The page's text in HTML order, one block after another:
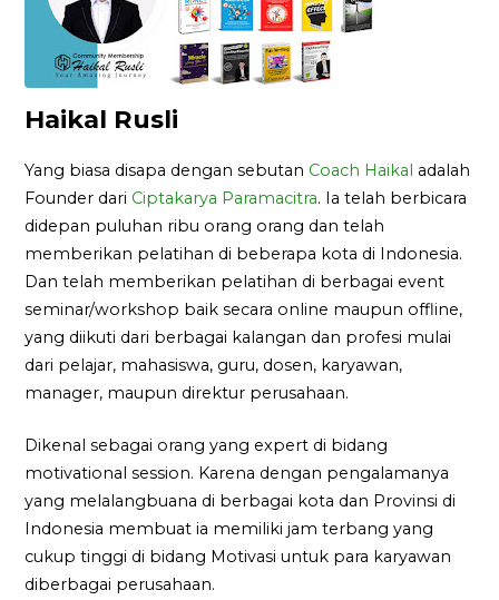
Haikal Rusli
Yang biasa disapa dengan sebutan Coach Haikal adalah
Founder dari Ciptakarya Paramacitra. Ia telah berbicara
didepan puluhan ribu orang orang dan telah
memberikan pelatihan di beberapa kota di Indonesia.
Dan telah memberikan pelatihan di berbagai event
seminar/workshop baik secara online maupun offline,
yang diikuti dari berbagai kalangan dan profesi mulai
dari pelajar, mahasiswa, guru, dosen, karyawan,
manager, maupun direktur perusahaan.
Dikenal sebagai orang yang expert di bidang
motivational session. Karena dengan pengalamanya
yang melalangbuana di berbagai kota dan Provinsi di
Indonesia membuat ia memiliki jam terbang yang
cukup tinggi di bidang Motivasi untuk para karyawan
diberbagai perusahaan.